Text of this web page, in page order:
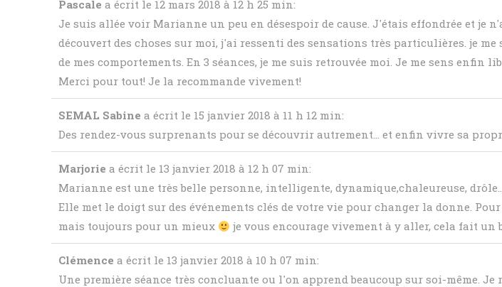
Pascale a écrit le 12 mars 2018 à 12 h 25 min:
Je suis allée voir Marianne un peu en désespoir de cause. J'étais effondrée et je
découvert des choses sur moi, j'ai ressenti des sensations très particulières. je
de mes comportements. En 3 séances, je me suis retrouvée moi. Je me sens
Merci pour tout! Je la recommande vivement!
SEMAL Sabine a écrit le 15 janvier 2018 à 11 h 12 min:
Des rendez-vous surprenants pour se découvrir autrement... et enfin vivre sa
Marjorie a écrit le 13 janvier 2018 à 12 h 07 min:
Marianne est une très belle personne, intelligente, dynamique,chaleureuse,
Elle met le doigt sur des événements clés de votre vie pour changer la donne.
mais toujours pour un mieux
je vous encourage vivement à y aller, cela fait un
Clémence a écrit le 13 janvier 2018 à 10 h 07 min:
Une première séance très concluante ou l'on apprend beaucoup sur soi-même.